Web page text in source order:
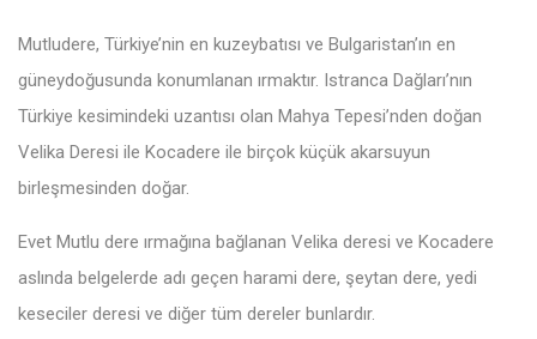
Mutludere, Türkiye’nin en kuzeybatısı ve Bulgaristan’ın en
güneydoğusunda konumlanan ırmaktır. Istranca Dağları’nın
Türkiye kesimindeki uzantısı olan Mahya Tepesi’nden doğan
Velika Deresi ile Kocadere ile birçok küçük akarsuyun
birleşmesinden doğar.
Evet Mutlu dere ırmağına bağlanan Velika deresi ve Kocadere
aslında belgelerde adı geçen harami dere, şeytan dere, yedi
keseciler deresi ve diğer tüm dereler bunlardır.